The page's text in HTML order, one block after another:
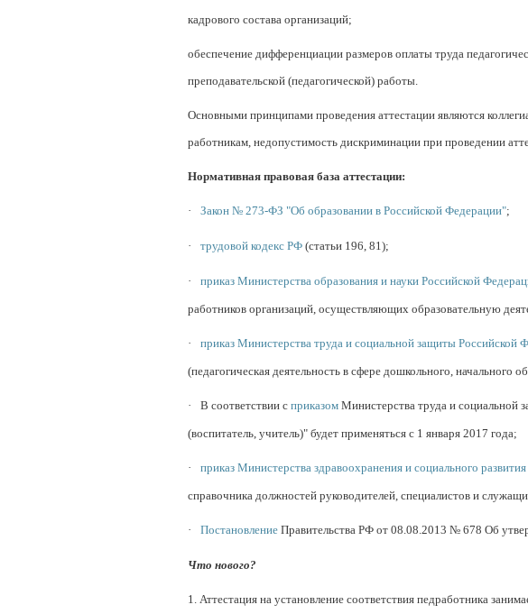
кадрового состава организаций;
обеспечение дифференциации размеров оплаты труда
преподавательской (педагогической) работы.
Основными принципами проведения аттестации являются
работникам, недопустимость дискриминации при проведении
Нормативная правовая база аттестации:
· Закон № 273-ФЗ "Об образовании в Российской Федерации";
· трудовой кодекс РФ (статьи 196, 81);
· приказ Министерства образования и науки Российской
работников организаций, осуществляющих образовательную
· приказ Министерства труда и социальной защиты Российской
(педагогическая деятельность в сфере дошкольного, начального
· В соответствии с приказом Министерства труда и социальной
(воспитатель, учитель)" будет применяться с 1 января 2017 года;
· приказ Министерства здравоохранения и социального
справочника должностей руководителей, специалистов и
· Постановление Правительства РФ от 08.08.2013 № 678 Об
Что нового?
1. Аттестация на установление соответствия педработника